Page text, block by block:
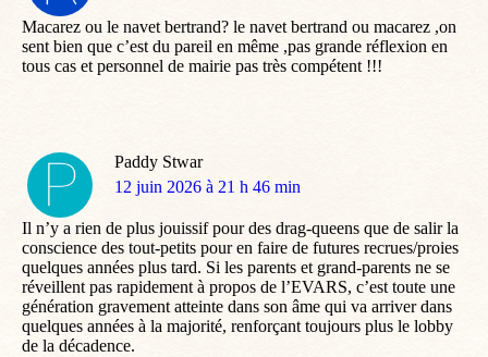
Macarez ou le navet bertrand? le navet bertrand ou macarez ,on
sent bien que c’est du pareil en même ,pas grande réflexion en
tous cas et personnel de mairie pas très compétent !!!
Paddy Stwar
dit
12 juin 2026 à 21 h 46 min
Il n’y a rien de plus jouissif pour des drag-queens que de salir la
conscience des tout-petits pour en faire de futures recrues/proies
quelques années plus tard. Si les parents et grand-parents ne se
réveillent pas rapidement à propos de l’EVARS, c’est toute une
génération gravement atteinte dans son âme qui va arriver dans
quelques années à la majorité, renforçant toujours plus le lobby
de la décadence.